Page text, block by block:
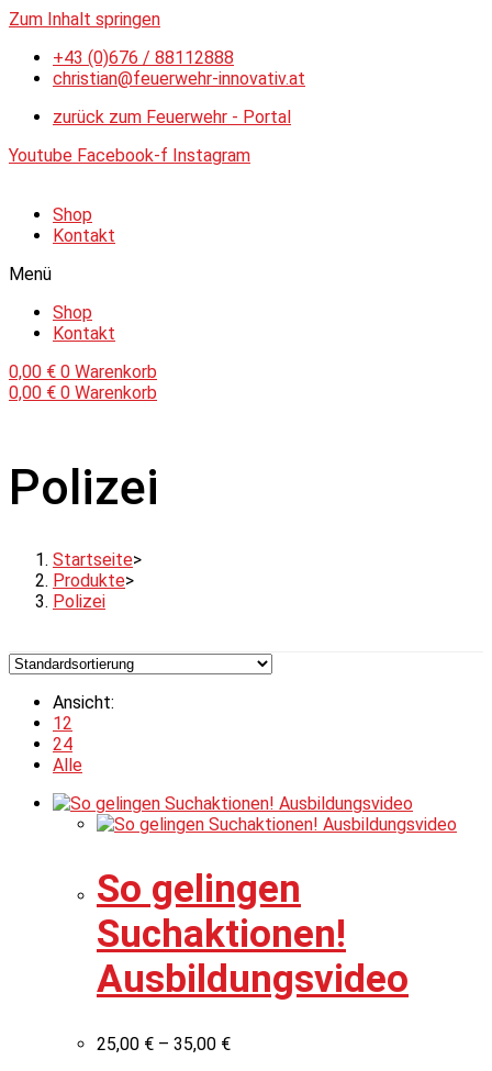
Zum Inhalt springen
+43 (0)676 / 88112888
christian@feuerwehr-innovativ.at
zurück zum Feuerwehr - Portal
Youtube Facebook-f Instagram
Shop
Kontakt
Menü
Shop
Kontakt
0,00 € 0 Warenkorb
0,00 € 0 Warenkorb
Polizei
Startseite>
Produkte>
Polizei
Ansicht:
12
24
Alle
So gelingen
Suchaktionen!
Ausbildungsvideo
25,00 € – 35,00 €